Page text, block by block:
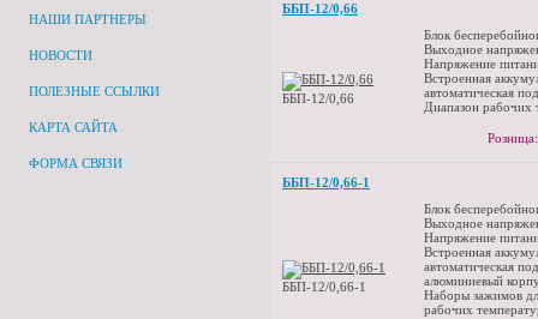
НАШИ ПАРТНЕРЫ
НОВОСТИ
ПОЛЕЗНЫЕ ССЫЛКИ
КАРТА САЙТА
ФОРМА СВЯЗИ
ББП-12/0,66
ББП-12/0,66
Блок
Выходное
Напряжение
Встроенная
автоматическая
Диапазон рабочих
ББП-12/0,66-1
ББП-12/0,66-1
Блок
Выходное
Напряжение
Встроенная
автоматическая
алюминиевый
Наборы зажимов
рабочих